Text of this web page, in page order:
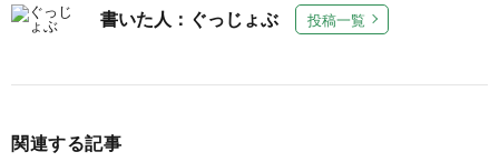
書いた人：ぐっじょぶ 投稿一覧
関連する記事